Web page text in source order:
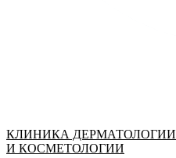
КЛИНИКА ДЕРМАТОЛОГИИ
И КОСМЕТОЛОГИИ